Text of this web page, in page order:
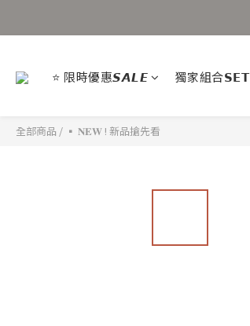
⭐ 限時優惠𝙎𝘼𝙇𝙀 獨家組合𝗦𝗘𝗧
全部商品 / ▪ 𝐍𝐄𝐖 ! 新品搶先看